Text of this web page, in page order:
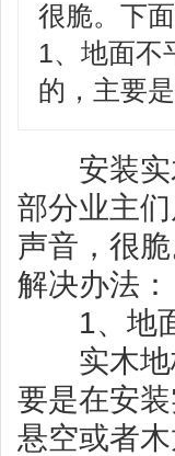
很脆。下
1、地面不
的，主要
安装实木
部分业主
声音，很
解决办法：
1、地
实木地板
要是在安
悬空或者